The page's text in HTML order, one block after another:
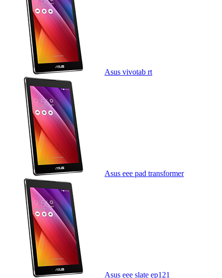
Asus vivotab rt
Asus eee pad transformer
Asus eee slate ep121